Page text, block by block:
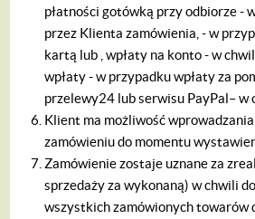
płatności gotówką przy odbiorze -
przez Klienta zamówienia, - w
kartą lub , wpłaty na konto - w
wpłaty- w przypadku wpłaty za
przelewy24 lub serwisu PayPal–
Klient ma możliwość
zamówieniu do momentu
Zamówienie zostaje uznane za
sprzedaży za wykonaną) w chwili
wszystkich zamówionych towarów